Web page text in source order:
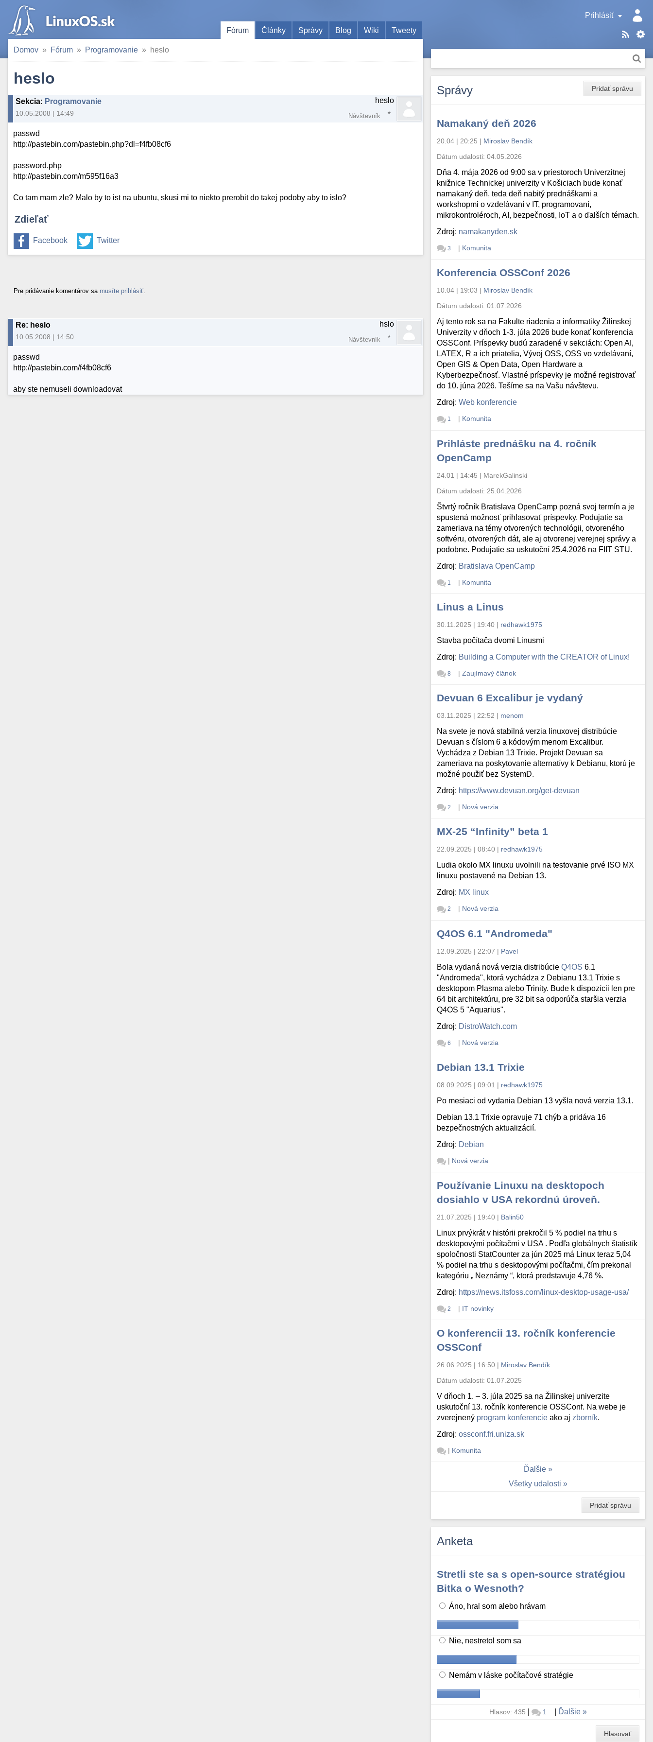
Prihlásiť
Fórum
Články Správy Blog Wiki Tweety
Domov Fórum Programovanie heslo
heslo
Sekcia: Programovanie
10.05.2008 | 14:49
heslo
Návštevník
passwd
http://pastebin.com/pastebin.php?dl=f4fb08cf6
password.php
http://pastebin.com/m595f16a3
Co tam mam zle? Malo by to ist na ubuntu, skusi mi to niekto prerobit do takej podoby aby to islo?
Zdieľať
Facebook Twitter
Pre pridávanie komentárov sa musíte prihlásiť
Re: heslo
10.05.2008 | 14:50
hslo
Návštevník
passwd
http://pastebin.com/f4fb08cf6
aby ste nemuseli downloadovat
Pridať správu
Správy
Namakaný deň 2026
20.04 | 20:25 | Miroslav Bendík
Dátum udalosti:04.05.2026
Dňa 4. mája 2026 od 9:00 sa v priestoroch Univerzitnej
knižnice Technickej univerzity v Košiciach bude konať
namakaný deň, teda deň nabitý prednáškami a
workshopmi o vzdelávaní v IT, programovaní,
mikrokontroléroch, AI, bezpečnosti, IoT a o ďalších témach.
Zdroj: namakanyden.sk
3 | Komunita
Konferencia OSSConf 2026
10.04 | 19:03 | Miroslav Bendík
Dátum udalosti:01.07.2026
Aj tento rok sa na Fakulte riadenia a informatiky Žilinskej
Univerzity v dňoch 1-3. júla 2026 bude konať konferencia
OSSConf. Príspevky budú zaradené v sekciách: Open AI,
LATEX, R a ich priatelia, Vývoj OSS, OSS vo vzdelávaní,
Open GIS & Open Data, Open Hardware a
Kyberbezpečnosť. Vlastné príspevky je možné registrovať
do 10. júna 2026. Tešíme sa na Vašu návštevu.
Zdroj:Web konferencie
1 | Komunita
Prihláste prednášku na 4. ročník
OpenCamp
24.01 | 14:45 | MarekGalinski
Dátum udalosti: 25.04.2026
Štvrtý ročník Bratislava OpenCamp pozná svoj termín a je
spustená možnosť prihlasovať príspevky. Podujatie sa
zameriava na témy otvorených technológii, otvoreného
softvéru, otvorených dát, ale aj otvorenej verejnej správy a
podobne. Podujatie sa uskutoční 25.4.2026 na FIIT STU.
Zdroj: Bratislava OpenCamp
1 | Komunita
Linus a Linus
30.11.2025 | 19:40 | redhawk1975
Stavba počítača dvomi Linusmi
Zdroj: Building a Computer with the CREATOR of Linux!
8 | Zaujímavý článok
Devuan 6 Excalibur je vydaný
03.11.2025 | 22:52 | menom
Na svete je nová stabilná verzia linuxovej distribúcie
Devuan s číslom 6 a kódovým menom Excalibur.
Vychádza z Debian 13 Trixie. Projekt Devuan sa
zameriava na poskytovanie alternatívy k Debianu, ktorú je
možné použiť bez SystemD.
Zdroj: https://www.devuan.org/get-devuan
2 | Nová verzia
MX-25 “Infinity” beta 1
22.09.2025 | 08:40 | redhawk1975
Ludia okolo MX linuxu uvolnili na testovanie prvé ISO MX
linuxu postavené na Debian 13.
Zdroj: MX linux
2 | Nová verzia
Q4OS 6.1 "Andromeda"
12.09.2025 | 22:07 | Pavel
Bola vydaná nová verzia distribúcieQ4OS 6.1
"Andromeda", ktorá vychádza z Debianu 13.1 Trixie s
desktopom Plasma alebo Trinity. Bude k dispozícii len pre
64 bit architektúru, pre 32 bit sa odporúča staršia verzia
Q4OS 5 "Aquarius".
Zdroj: DistroWatch.com
6 | Nová verzia
Debian 13.1 Trixie
08.09.2025 | 09:01 | redhawk1975
Po mesiaci od vydania Debian 13 vyšla nová verzia 13.1.
Debian 13.1 Trixie opravuje 71 chýb a pridáva 16
bezpečnostných aktualizácií.
Zdroj: Debian
| Nová verzia
Používanie Linuxu na desktopoch
dosiahlo v USA rekordnú úroveň.
21.07.2025 | 19:40 | Balin50
Linux prvýkrát v histórii prekročil 5 % podiel na trhu s
desktopovými počítačmi v USA . Podľa globálnych štatistík
spoločnosti StatCounter za jún 2025 má Linux teraz 5,04
% podiel na trhu s desktopovými počítačmi, čím prekonal
kategóriu „ Neznámy “, ktorá predstavuje 4,76 %.
Zdroj: https://news.itsfoss.com/linux-desktop-usage-usa/
2 | IT novinky
O konferencii 13. ročník konferencie
OSSConf
26.06.2025 | 16:50 | Miroslav Bendík
Dátum udalosti:01.07.2025
V dňoch 1. – 3. júla 2025 sa na Žilinskej univerzite
uskutoční 13. ročník konferencie OSSConf. Na webe je
zverejnený program konferencie ako aj zborník.
Zdroj:ossconf.fri.uniza.sk
| Komunita
Ďalšie
Všetky udalosti
Pridať správu
Anketa
Stretli ste sa s open-source stratégiou
Bitka o Wesnoth?
Áno, hral som alebo hrávam
Nie, nestretol som sa
Nemám v láske počítačové stratégie
Hlasov: 435 | 1 Ďalšie
Hlasovať